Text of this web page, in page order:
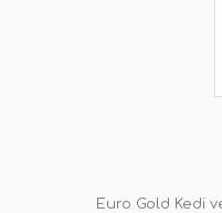
Euro Gold Kedi